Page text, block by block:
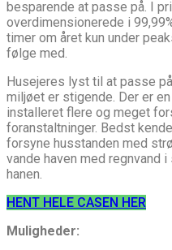
besparende at passe på. I
overdimensionerede i
timer om året kun under
følge med.
Husejeres lyst til at passe
miljøet er stigende. Der er
installeret flere og meget
foranstaltninger. Bedst
forsyne husstanden med
vande haven med regnvand
hanen.
HENT HELE CASEN HER
Muligheder: